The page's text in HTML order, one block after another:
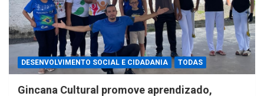
DESENVOLVIMENTO SOCIAL E CIDADANIA TODAS
Gincana Cultural promove aprendizado,